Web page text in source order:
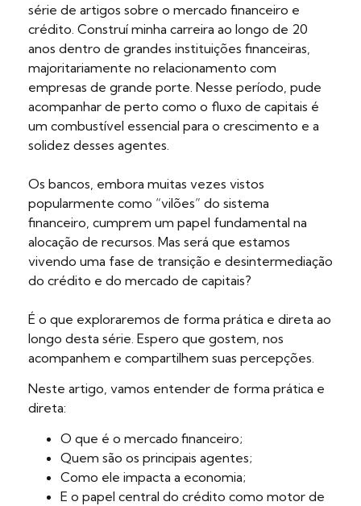
série de artigos sobre o mercado financeiro e
crédito. Construí minha carreira ao longo de 20
anos dentro de grandes instituições financeiras,
majoritariamente no relacionamento com
empresas de grande porte. Nesse período, pude
acompanhar de perto como o fluxo de capitais é
um combustível essencial para o crescimento e a
solidez desses agentes.
Os bancos, embora muitas vezes vistos
popularmente como “vilões” do sistema
financeiro, cumprem um papel fundamental na
alocação de recursos. Mas será que estamos
vivendo uma fase de transição e desintermediação
do crédito e do mercado de capitais?
É o que exploraremos de forma prática e direta ao
longo desta série. Espero que gostem, nos
acompanhem e compartilhem suas percepções.
Neste artigo, vamos entender de forma prática e
direta:
O que é o mercado financeiro;
Quem são os principais agentes;
Como ele impacta a economia;
E o papel central do crédito como motor de